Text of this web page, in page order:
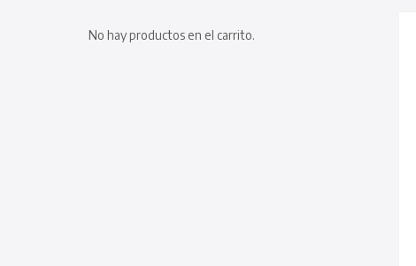
No hay productos en el carrito.